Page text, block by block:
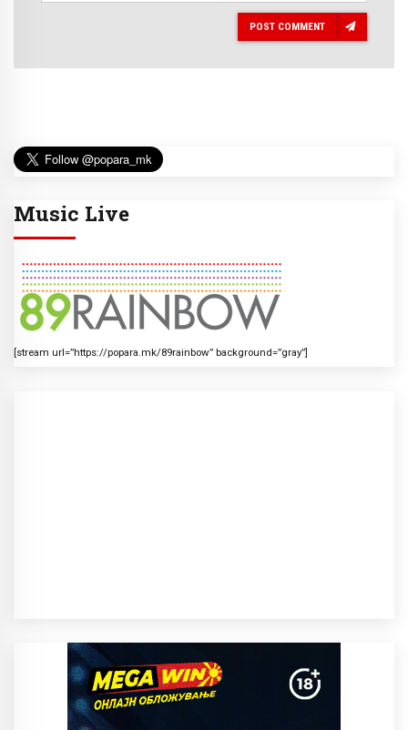
POST COMMENT
Music Live
[stream url=”https://popara.mk/89rainbow” background=”gray”]